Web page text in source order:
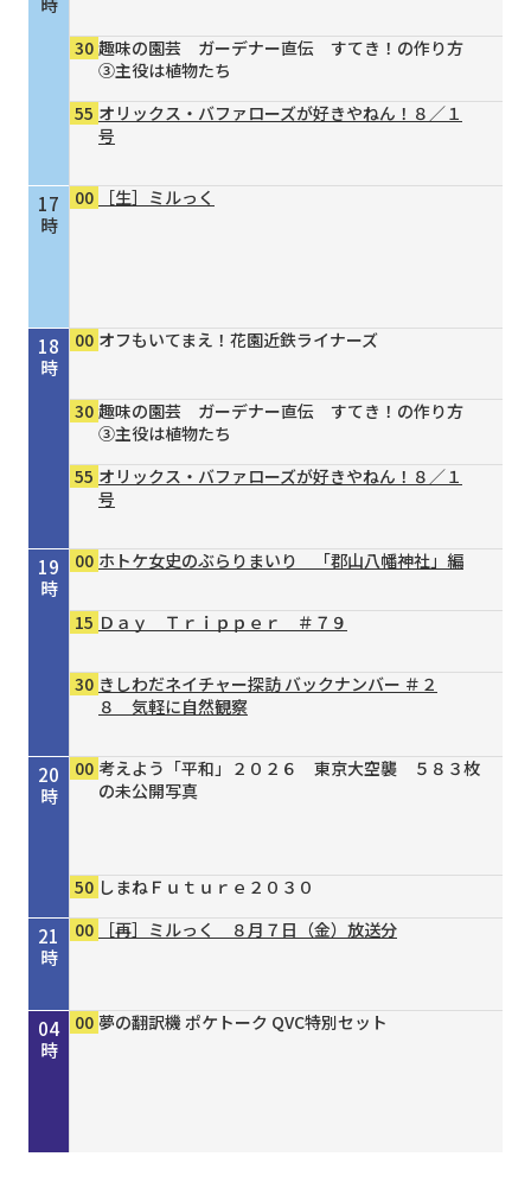
17
時
18
時
19
時
20
時
21
時
22
時
23
時
00
時
01
時
02
時
03
時
04
時
30 趣味の園芸 ガーデナー直伝 すてき！の作り方
③主役は植物たち
55 オリックス・バファローズが好きやねん！８／１
号
00 ［生］ミルっく
00 オフもいてまえ！花園近鉄ライナーズ
30 趣味の園芸 ガーデナー直伝 すてき！の作り方
③主役は植物たち
55 オリックス・バファローズが好きやねん！８／１
号
00 ホトケ女史のぶらりまいり 「郡山八幡神社」編
15 Ｄａｙ Ｔｒｉｐｐｅｒ ＃７９
30 きしわだネイチャー探訪 バックナンバー ＃２
８ 気軽に自然観察
00 考えよう「平和」２０２６ 東京大空襲 ５８３枚
の未公開写真
50 しまねＦｕｔｕｒｅ２０３０
00
［再］ミルっく ８月７日（金）放送分
00 Ｄａｙ Ｔｒｉｐｐｅｒ ＃７９
15 シェフが教える家庭料理 ＃３７ 豆乳と漬物の
30 タイガースＶ特急 ８／４号
00 ［再］ミルっく ８月７日（金）放送分
00 はじめのミニだんじりへの道 ＃１２４
30 趣味の園芸 ガーデナー直伝 すてき！の作り方
55 オリックス・バファローズが好きやねん！８／１
00 銀座トマト ドクターズサプリ
00 夢の翻訳機 ポケトーク QVC特別セット
00 夢の翻訳機 ポケトーク QVC特別セット
00 夢の翻訳機 ポケトーク QVC特別セット